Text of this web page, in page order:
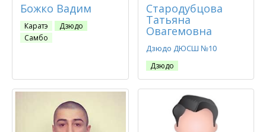
Божко Вадим
Каратэ
Дзюдо
Самбо
Стародубцова
Татьяна
Овагемовна
Дзюдо ДЮСШ №10
Дзюдо